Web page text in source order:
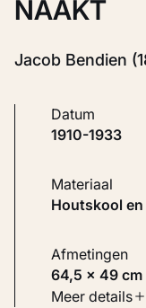
NAAKT
Jacob Bendien
Datum
1910-1933
Materiaal
Houtskool
Afmetingen
64,5 × 49 cm
Soort werk
Meer details